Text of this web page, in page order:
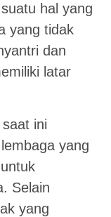
hal yang
yang tidak
dan
latar
ini
yang
Selain
yang